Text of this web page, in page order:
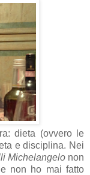
dieta (ovvero le
e disciplina. Nei
Michelangelonon
non ho mai fatto